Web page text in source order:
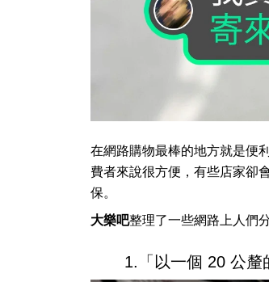
在網路購物最棒的地方就是便
費者來說很方便，有些店家卻
保。
大樂吧整理了一些網路上人們
1.「以一個 20 公釐